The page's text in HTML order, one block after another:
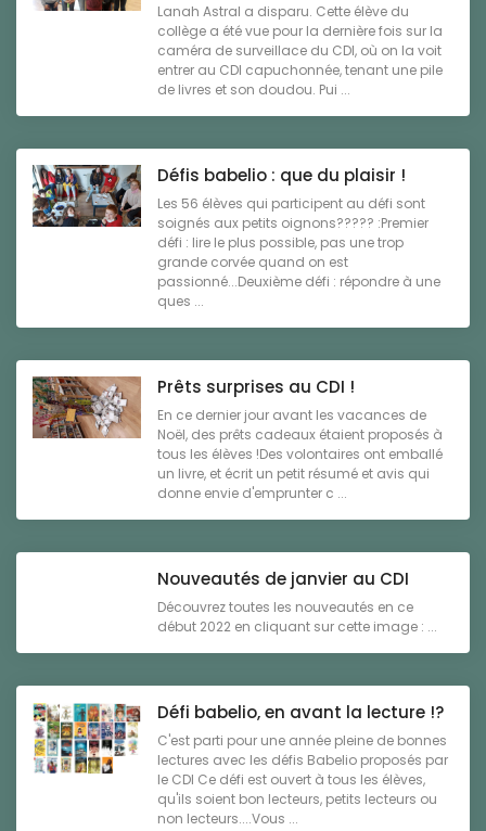
Lanah Astral a disparu. Cette élève du
collège a été vue pour la dernière fois sur la
caméra de surveillace du CDI, où on la voit
entrer au CDI capuchonnée, tenant une pile
de livres et son doudou. Pui ...
Défis babelio : que du plaisir !
Les 56 élèves qui participent au défi sont
soignés aux petits oignons????? :Premier
défi : lire le plus possible, pas une trop
grande corvée quand on est
passionné...Deuxième défi : répondre à une
ques ...
Prêts surprises au CDI !
En ce dernier jour avant les vacances de
Noël, des prêts cadeaux étaient proposés à
tous les élèves !Des volontaires ont emballé
un livre, et écrit un petit résumé et avis qui
donne envie d'emprunter c ...
Nouveautés de janvier au CDI
Découvrez toutes les nouveautés en ce
début 2022 en cliquant sur cette image : ...
Défi babelio, en avant la lecture !?
C'est parti pour une année pleine de bonnes
lectures avec les défis Babelio proposés par
le CDI Ce défi est ouvert à tous les élèves,
qu'ils soient bon lecteurs, petits lecteurs ou
non lecteurs....Vous ...